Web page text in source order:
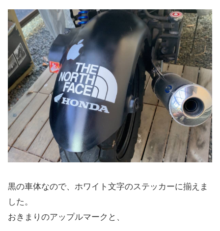
黒の車体なので、ホワイト文字のステッカーに揃えま
した。
おきまりのアップルマークと、